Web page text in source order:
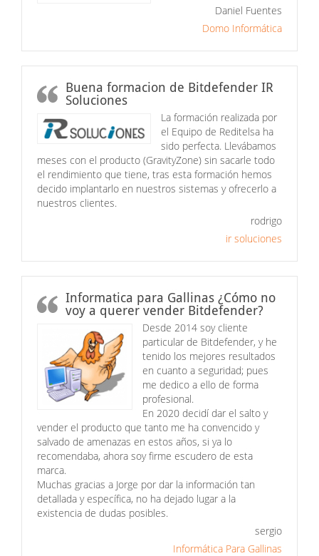
Daniel Fuentes
Domo Informática
Buena formacion de Bitdefender IR
Soluciones
La formación realizada por
el Equipo de Reditelsa ha
sido perfecta. Llevábamos
meses con el producto (GravityZone) sin sacarle todo
el rendimiento que tiene, tras esta formación hemos
decido implantarlo en nuestros sistemas y ofrecerlo a
nuestros clientes.
rodrigo
ir soluciones
Informatica para Gallinas ¿Cómo no
voy a querer vender Bitdefender?
Desde 2014 soy cliente
particular de Bitdefender, y he
tenido los mejores resultados
en cuanto a seguridad; pues
me dedico a ello de forma
profesional.
En 2020 decidí dar el salto y
vender el producto que tanto me ha convencido y
salvado de amenazas en estos años, si ya lo
recomendaba, ahora soy firme escudero de esta
marca.
Muchas gracias a Jorge por dar la información tan
detallada y específica, no ha dejado lugar a la
existencia de dudas posibles.
sergio
Informática Para Gallinas